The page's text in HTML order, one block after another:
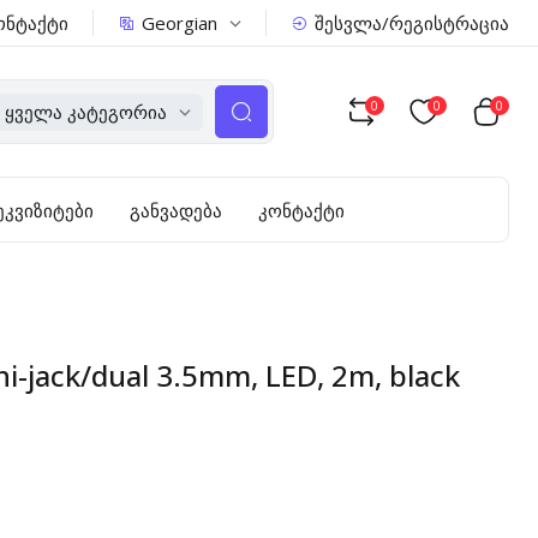
Georgian შესვლა/რეგისტრაცია
Ყველა Კატეგორია 0 0 0
განვადება კონტაქტი
jack/dual 3.5mm, LED, 2m, black